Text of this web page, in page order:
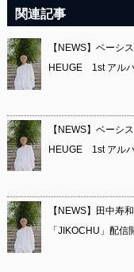
関連記事
【NEWS】ベーシ
HEUGE 1st アル
【NEWS】ベーシ
HEUGE 1st アル
【NEWS】田中寿
「JIKOCHU」配